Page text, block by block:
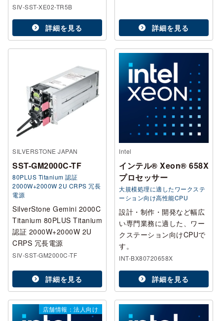
SIV-SST-XE02-TR5B
詳細を見る 詳細を見る
SILVERSTONE JAPAN
SST-GM2000C-TF
80PLUS Titanium 認証
2000W+2000W 2U CRPS 冗長
電源
SilverStone Gemini 2000C
Titanium 80PLUS Titanium
認証 2000W+2000W 2U
CRPS 冗長電源
SIV-SST-GM2000C-TF
詳細を見る
Intel
インテル® Xeon® 658X
プロセッサー
大規模処理に適したワークステ
ーション向け高性能CPU
設計・制作・開発など幅広
い専門業務に適した、ワー
クステーション向けCPUで
す。
INT-BX80720658X
詳細を見る
店舗情報：法人向け